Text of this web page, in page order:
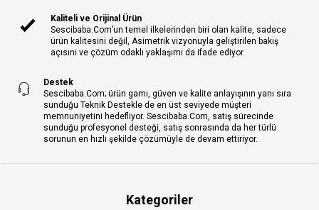
Kaliteli ve Orijinal Ürün
Sescibaba.Com’un temel ilkelerinden biri olan kalite, sadece
ürün kalitesini değil, Asimetrik vizyonuyla geliştirilen bakış
açısını ve çözüm odaklı yaklaşımı da ifade ediyor.
Destek
Sescibaba.Com; ürün gamı, güven ve kalite anlayışının yanı sıra
sunduğu Teknik Destekle de en üst seviyede müşteri
memnuniyetini hedefliyor. Sescibaba.Com, satış sürecinde
sunduğu profesyonel desteği, satış sonrasında da her türlü
sorunun en hızlı şekilde çözümüyle de devam ettiriyor.
Kategoriler